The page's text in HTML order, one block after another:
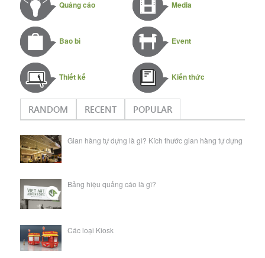
Quảng cáo
Bao bì
Thiết kế
Media
Event
Kiến thức
RANDOM RECENT POPULAR
Gian hàng tự dựng là gì? Kích thước gian hàng tự dựng
Bảng hiệu quảng cáo là gì?
Các loại Kiosk